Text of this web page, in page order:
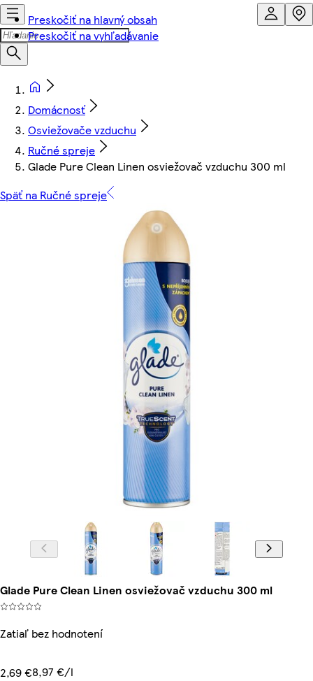
Preskočiť na hlavný obsah
Preskočiť na vyhľadávanie
Domácnosť
Osviežovače vzduchu
Ručné spreje
Glade Pure Clean Linen osviežovač vzduchu 300 ml
Späť na Ručné spreje
Glade Pure Clean Linen osviežovač vzduchu 300 ml
Zatiaľ bez hodnotení
2,69 €8,97 €/l